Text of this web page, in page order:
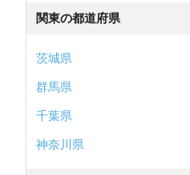
関東の都道府県
茨城県
群馬県
千葉県
神奈川県